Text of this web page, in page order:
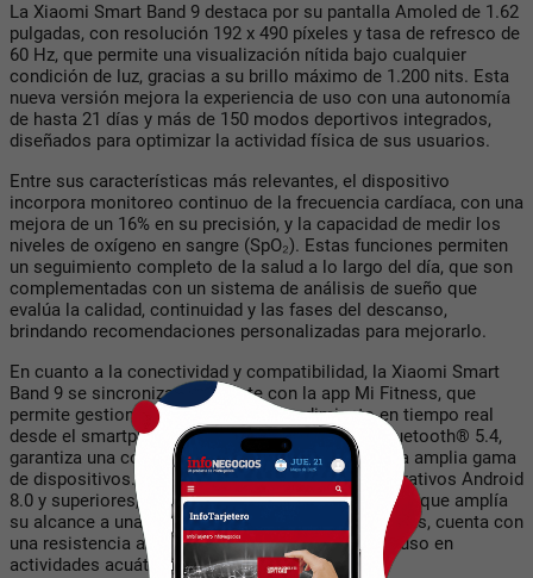
La Xiaomi Smart Band 9 destaca por su pantalla Amoled de 1.62
pulgadas, con resolución 192 x 490 píxeles y tasa de refresco de
60 Hz, que permite una visualización nítida bajo cualquier
condición de luz, gracias a su brillo máximo de 1.200 nits. Esta
nueva versión mejora la experiencia de uso con una autonomía
de hasta 21 días y más de 150 modos deportivos integrados,
diseñados para optimizar la actividad física de sus usuarios.
Entre sus características más relevantes, el dispositivo
incorpora monitoreo continuo de la frecuencia cardíaca, con una
mejora de un 16% en su precisión, y la capacidad de medir los
niveles de oxígeno en sangre (SpO₂). Estas funciones permiten
un seguimiento completo de la salud a lo largo del día, que son
complementadas con un sistema de análisis de sueño que
evalúa la calidad, continuidad y las fases del descanso,
brindando recomendaciones personalizadas para mejorarlo.
En cuanto a la conectividad y compatibilidad, la Xiaomi Smart
Band 9 se sincroniza fácilmente con la app Mi Fitness, que
permite gestionar y monitorear el rendimiento en tiempo real
desde el smartphone. Gracias a su tecnología
Bluetooth® 5.4,
garantiza una conexión estable y eficiente con una amplia gama
de dispositivos. Es compatible con sistemas operativos Android
8.0 y superiores, así comoiOS 12.0 y superiores
, lo que amplía
su alcance a una gran cantidad de usuarios. Además, cuenta con
una resistencia al agua de 5ATM, permitiendo su uso en
actividades acuáticas sin preocupaciones.